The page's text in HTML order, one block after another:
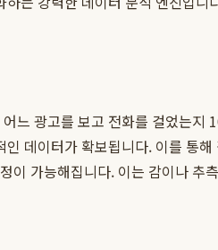
느 광고를 보고 전화를 걸었는
데이터가 확보됩니다. 이를 통
가능해집니다. 이는 감이나